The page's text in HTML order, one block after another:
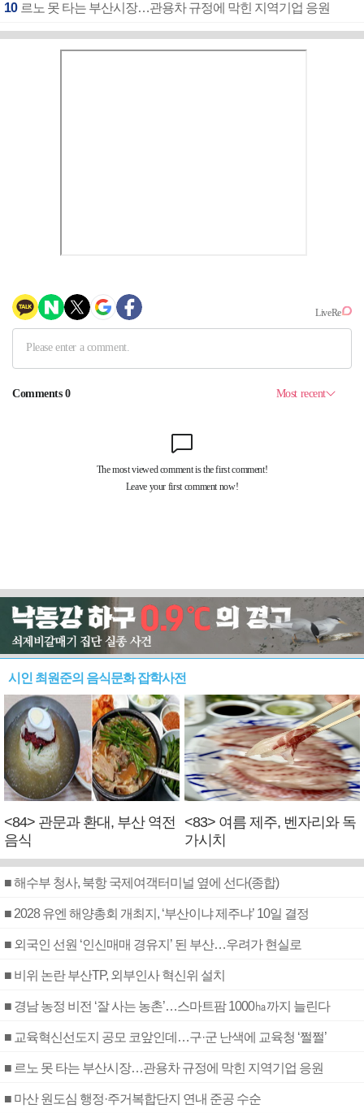
10 르노 못 타는 부산시장…관용차 규정에 막힌 지역기업 응원
시인 최원준의 음식문화 잡학사전
<84> 관문과 환대, 부산 역전
음식
<83> 여름 제주, 벤자리와 독
가시치
■ 해수부 청사, 북항 국제여객터미널 옆에 선다(종합)
■ 2028 유엔 해양총회 개최지, ‘부산이냐 제주냐’ 10일 결정
■ 외국인 선원 ‘인신매매 경유지’ 된 부산…우려가 현실로
■ 비위 논란 부산TP, 외부인사 혁신위 설치
■ 경남 농정 비전 ‘잘 사는 농촌’…스마트팜 1000㏊까지 늘린다
■ 교육혁신선도지 공모 코앞인데…구·군 난색에 교육청 ‘쩔쩔’
■ 르노 못 타는 부산시장…관용차 규정에 막힌 지역기업 응원
■ 마산 원도심 행정·주거복합단지 연내 준공 수순